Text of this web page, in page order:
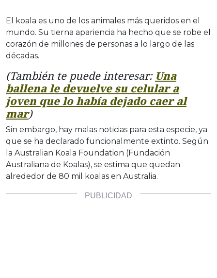
El koala es uno de los animales más queridos en el
mundo. Su tierna apariencia ha hecho que se robe el
corazón de millones de personas a lo largo de las
décadas.
(También te puede interesar: Una
ballena le devuelve su celular a
joven que lo había dejado caer al
mar)
Sin embargo, hay malas noticias para esta especie, ya
que se ha declarado funcionalmente extinto. Según
la Australian Koala Foundation (Fundación
Australiana de Koalas), se estima que quedan
alrededor de 80 mil koalas en Australia.